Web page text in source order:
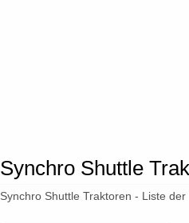
Synchro Shuttle
Synchro Shuttle Traktoren - Liste